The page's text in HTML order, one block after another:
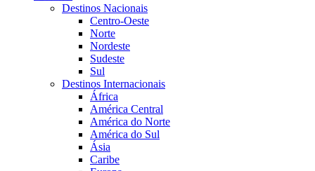
Destinos Nacionais
Centro-Oeste
Norte
Nordeste
Sudeste
Sul
Destinos Internacionais
África
América Central
América do Norte
América do Sul
Ásia
Caribe